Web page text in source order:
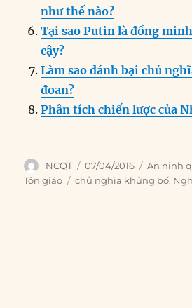
như thế nào?
Tại sao Putin là đồng
cậy?
Làm sao đánh bại chủ
đoan?
Phân tích chiến lược của
Author
NCQT
Posted
on
07/04/2016 An ninh
Tôn giáo
Tags
chủ nghĩa khủng bố,